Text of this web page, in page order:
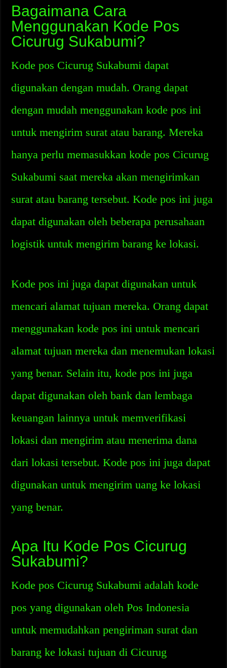
Bagaimana Cara
Menggunakan Kode Pos
Cicurug Sukabumi?
Kode pos Cicurug Sukabumi dapat
digunakan dengan mudah. Orang dapat
dengan mudah menggunakan kode pos ini
untuk mengirim surat atau barang. Mereka
hanya perlu memasukkan kode pos Cicurug
Sukabumi saat mereka akan mengirimkan
surat atau barang tersebut. Kode pos ini juga
dapat digunakan oleh beberapa perusahaan
logistik untuk mengirim barang ke lokasi.
Kode pos ini juga dapat digunakan untuk
mencari alamat tujuan mereka. Orang dapat
menggunakan kode pos ini untuk mencari
alamat tujuan mereka dan menemukan lokasi
yang benar. Selain itu, kode pos ini juga
dapat digunakan oleh bank dan lembaga
keuangan lainnya untuk memverifikasi
lokasi dan mengirim atau menerima dana
dari lokasi tersebut. Kode pos ini juga dapat
digunakan untuk mengirim uang ke lokasi
yang benar.
Apa Itu Kode Pos Cicurug
Sukabumi?
Kode pos Cicurug Sukabumi adalah kode
pos yang digunakan oleh Pos Indonesia
untuk memudahkan pengiriman surat dan
barang ke lokasi tujuan di Cicurug